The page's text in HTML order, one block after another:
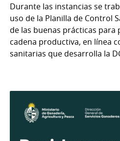
Durante las instancias se
uso de la Planilla de Control
de las buenas prácticas
cadena productiva, en línea
sanitarias que desarrolla la